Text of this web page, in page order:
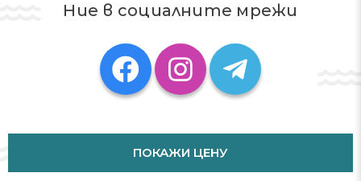
Ние в социалните мрежи
ПОКАЖИ ЦЕНУ